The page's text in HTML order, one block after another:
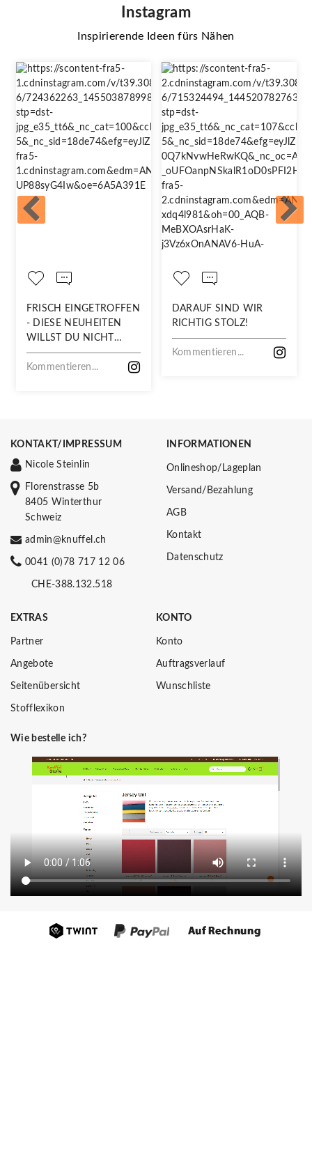
Instagram
Inspirierende Ideen fürs Nähen
FRISCH EINGETROFFEN
- DIESE NEUHEITEN
WILLST DU NICHT
VERPASSEN!
Kommentieren...
DARAUF SIND WIR
RICHTIG STOLZ!
Kommentieren...
KONTAKT/IMPRESSUM
Nicole Steinlin
Florenstrasse 5b
8405 Winterthur
Schweiz
admin@knuffel.ch
0041 (0)78 717 12 06
CHE-388.132.518
INFORMATIONEN
Onlineshop/Lageplan
Versand/Bezahlung
AGB
Kontakt
Datenschutz
EXTRAS
Partner
Angebote
Seitenübersicht
Stofflexikon
KONTO
Konto
Auftragsverlauf
Wunschliste
Wie bestelle ich?